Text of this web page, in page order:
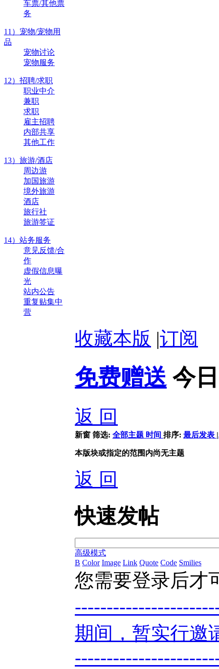
车票/其他票
务
11）宠物/宠物用
品
宠物讨论
宠物服务
12）招聘/求职
职业中介
兼职
求职
雇主招聘
内部共享
其他工作
13）旅游/酒店
周边游
加国旅游
境外旅游
酒店
旅行社
旅游签证
14）站务服务
意见反馈/合
作
虚假信息曝
光
站内公告
重复贴集中
营
收藏本版 |订阅
免费赠送 今
返 回
新窗 筛选: 全部主题 时间 排序: 最后发表 |
本版块或指定的范围内尚无主题
返 回
快速发帖
高级模式
B Color Image Link Quote Code Smilies
您需要登录后才
期间，暂实行